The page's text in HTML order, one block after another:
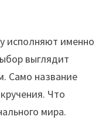
исполняют именно
выглядит
Само название
Что
мира.